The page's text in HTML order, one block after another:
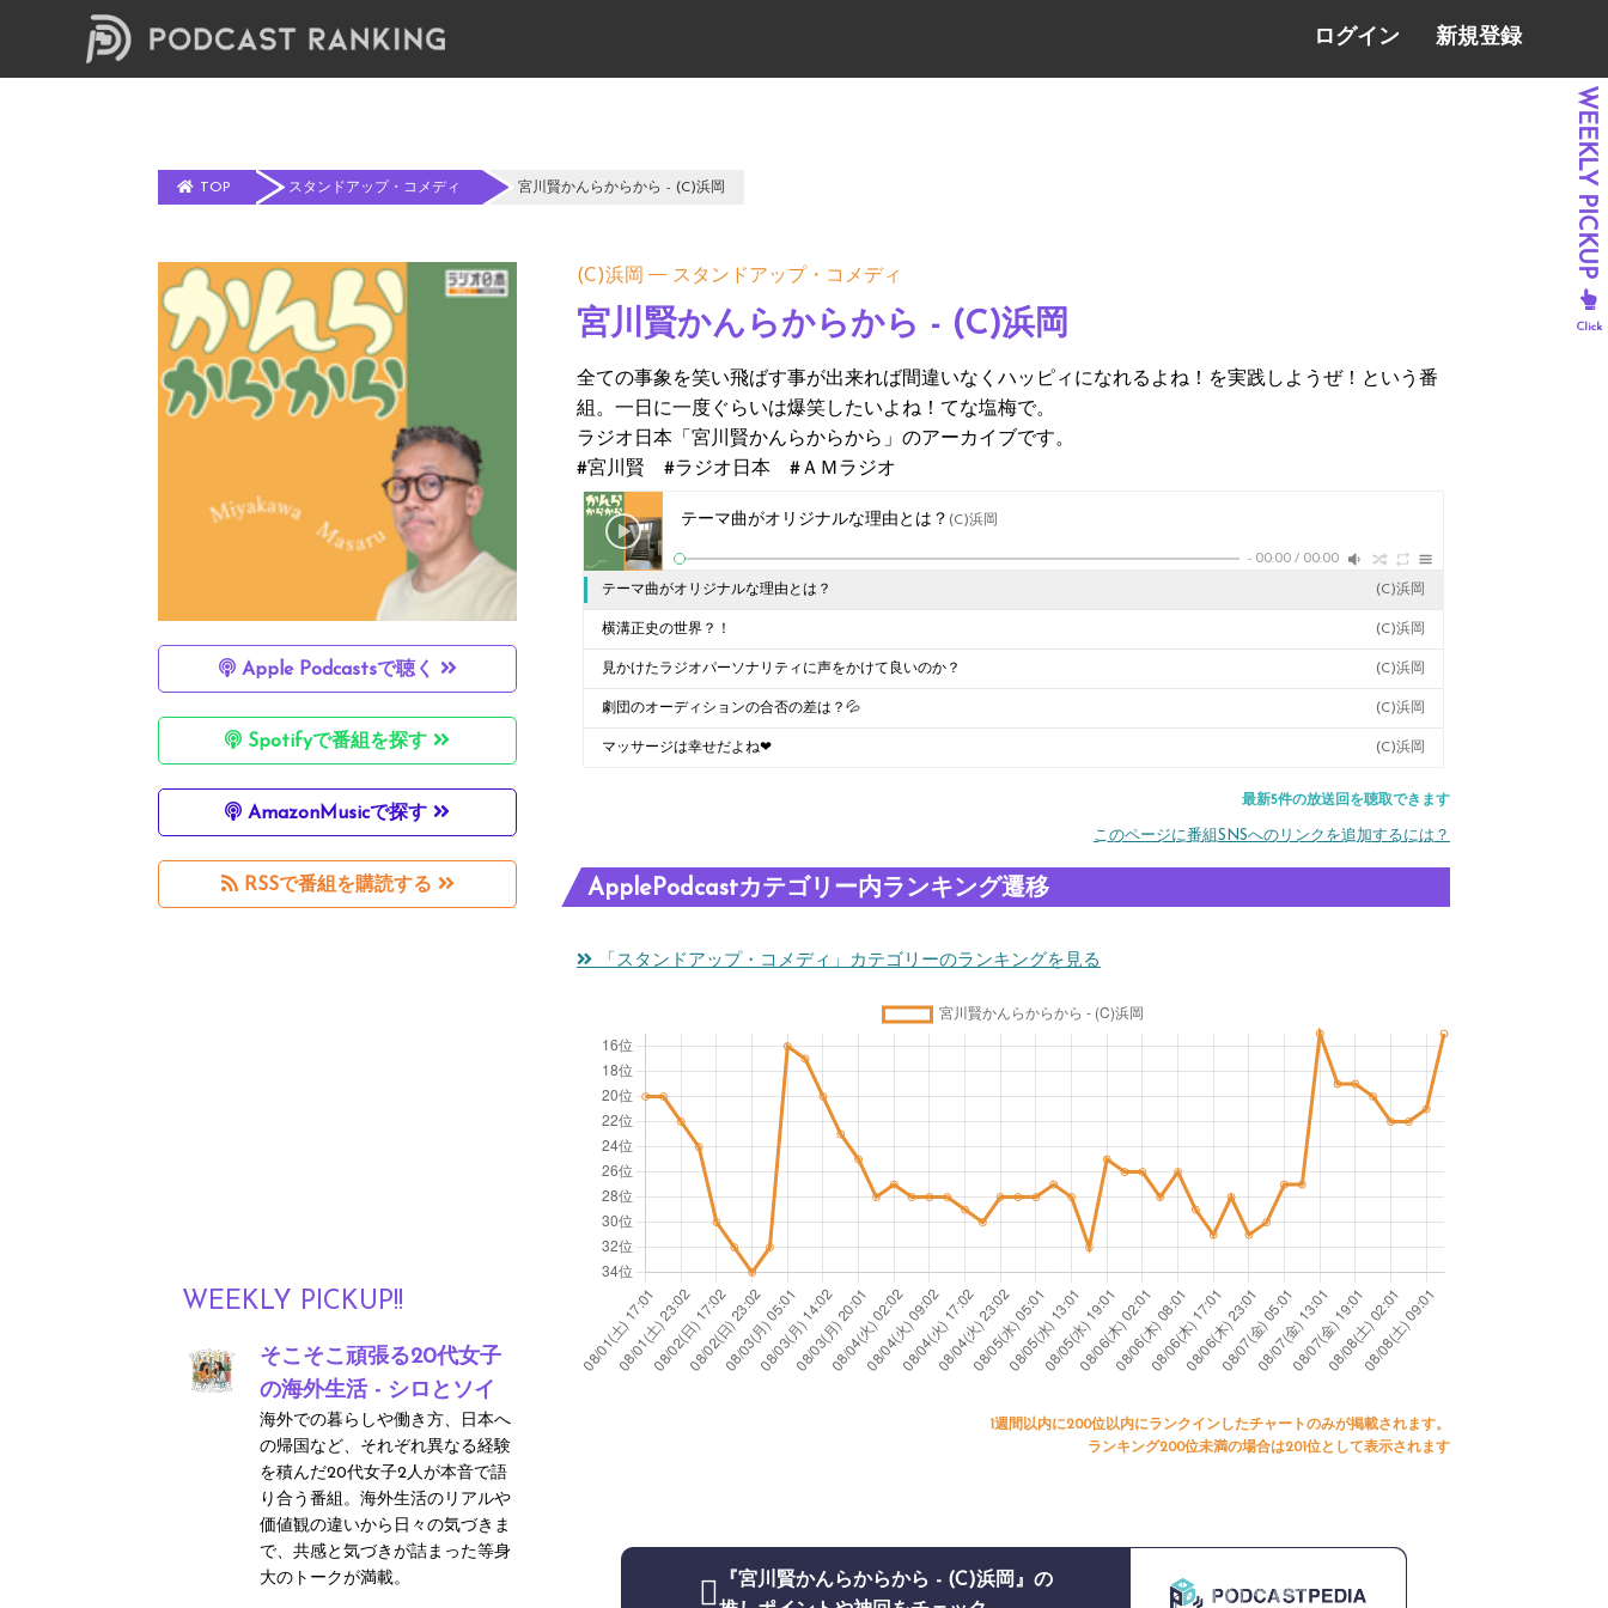
ログイン 新規登録
TOP スタンドアップ・コメディ 宮川賢かんらからから - (C)浜岡
Apple Podcastsで聴く
Spotifyで番組を探す
AmazonMusicで探す
RSSで番組を購読する
WEEKLY PICKUP!!
そこそこ頑張る20代女子
の海外生活 - シロとソイ
海外での暮らしや働き方、日本へ
の帰国など、それぞれ異なる経験
を積んだ20代女子2人が本音で語
り合う番組。海外生活のリアルや
価値観の違いから日々の気づきま
で、共感と気づきが詰まった等身
大のトークが満載。
(C)浜岡 スタンドアップ・コメディ
宮川賢かんらからから - (C)浜岡
全ての事象を笑い飛ばす事が出来れば間違いなくハッピィになれるよね！を実践しようぜ！という番
組。一日に一度ぐらいは爆笑したいよね！てな塩梅で。
ラジオ日本「宮川賢かんらからから」のアーカイブです。
#宮川賢 #ラジオ日本 #ＡＭラジオ
テーマ曲がオリジナルな理由とは？ (C)浜岡
- 00:00 / 00:00
テーマ曲がオリジナルな理由とは？ (C)浜岡
横溝正史の世界？！ (C)浜岡
見かけたラジオパーソナリティに声をかけて良いのか？ (C)浜岡
劇団のオーディションの合否の差は？💦 (C)浜岡
マッサージは幸せだよね❤ (C)浜岡
最新5件の放送回を聴取できます
このページに番組SNSへのリンクを追加するには？
ApplePodcastカテゴリー内ランキング遷移
「スタンドアップ・コメディ」カテゴリーのランキングを見る
1週間以内に200位以内にランクインしたチャートのみが掲載されます。
ランキング200位未満の場合は201位として表示されます
『宮川賢かんらからから - (C)浜岡』の